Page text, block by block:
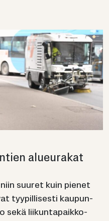
alueu­ra­kat
suu­ret kuin pie­net
tyy­pil­li­ses­ti kau­pun­
sekä lii­kun­ta­paik­ko­